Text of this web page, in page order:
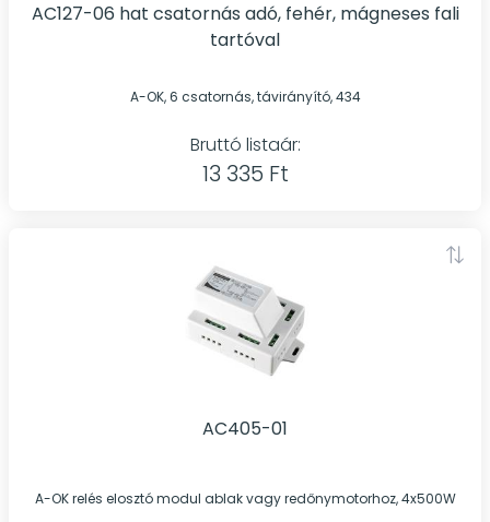
AC127-06 hat csatornás adó, fehér, mágneses fali
tartóval
A-OK, 6 csatornás, távirányító, 434
Bruttó listaár:
13 335 Ft
AC405-01
A-OK relés elosztó modul ablak vagy redőnymotorhoz, 4x500W